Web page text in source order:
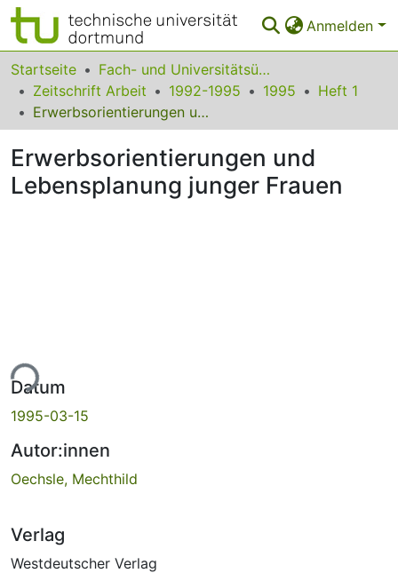
Anmelden
Bereiche & Sammlungen
Das gesamte Repositorium
FAQ
Startseite
Fach- und Universitätsübergreifendes
Zeitschrift Arbeit
1992-1995 1995
Heft 1
Erwerbsorientierungen und Lebensplanung junger Frauen
Erwerbsorientierungen und
Lebensplanung junger Frauen
Datum
1995-03-15
Autor:innen
Oechsle, Mechthild
Verlag
Westdeutscher Verlag